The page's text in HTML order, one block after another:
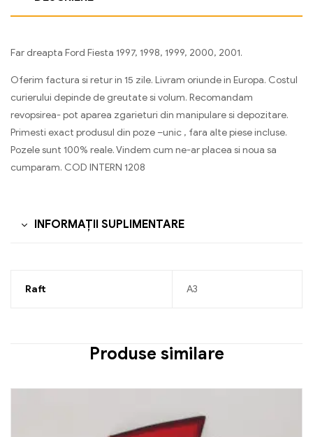
Far dreapta Ford Fiesta 1997, 1998, 1999, 2000, 2001.
Oferim factura si retur in 15 zile. Livram oriunde in Europa. Costul
curierului depinde de greutate si volum. Recomandam
revopsirea- pot aparea zgarieturi din manipulare si depozitare.
Primesti exact produsul din poze –unic , fara alte piese incluse.
Pozele sunt 100% reale. Vindem cum ne-ar placea si noua sa
cumparam. COD INTERN 1208
INFORMAȚII SUPLIMENTARE
Raft A3
Produse similare